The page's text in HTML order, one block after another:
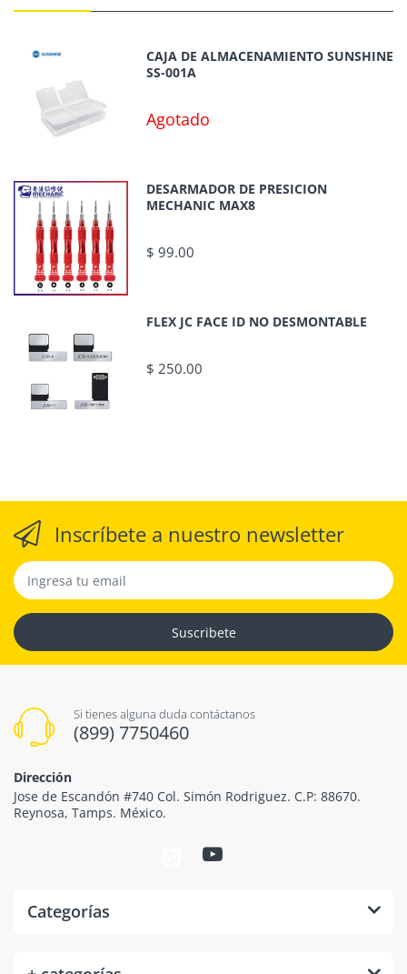
CAJA DE ALMACENAMIENTO SUNSHINE
SS-001A
Agotado
DESARMADOR DE PRESICION
MECHANIC MAX8
$ 99.00
FLEX JC FACE ID NO DESMONTABLE
$ 250.00
Inscríbete a nuestro newsletter
Suscribete
Si tienes alguna duda contáctanos
(899) 7750460
Dirección
Jose de Escandón #740 Col. Simón Rodriguez. C.P: 88670.
Reynosa, Tamps. México.
Categorías